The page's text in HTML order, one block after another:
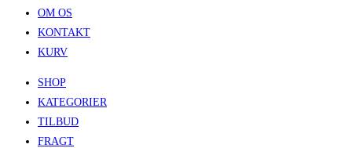
OM OS
KONTAKT
KURV
SHOP
KATEGORIER
TILBUD
FRAGT